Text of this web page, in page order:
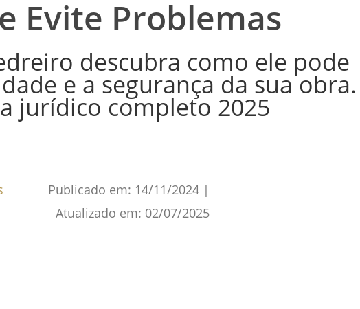
Evite Problemas
descubra como ele pode
e a segurança da sua obra.
jurídico completo 2025
Publicado em: 14/11/2024 |
Atualizado em: 02/07/2025